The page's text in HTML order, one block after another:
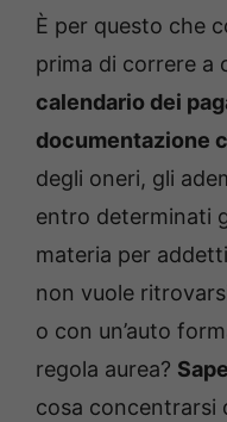
È per questo che
prima di correre a
calendario dei
documentazione
degli oneri, gli
entro determinati
materia per
non vuole
o con un’auto
regola aurea?
cosa concentrarsi